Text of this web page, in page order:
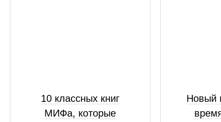
10 классных книг
МИФа, которые
Новый